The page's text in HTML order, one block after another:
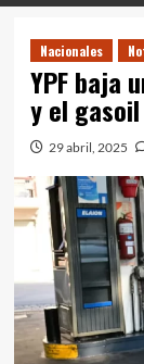
Nacionales
YPF baja
y el
29 abril, 2025